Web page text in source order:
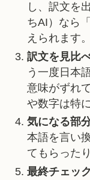
し、訳文を
ちAI）なら
えられます。
訳文を見比
う一度日本
意味がずれ
や数字は特
気になる部
本語を言い
てもらった
最終チェッ